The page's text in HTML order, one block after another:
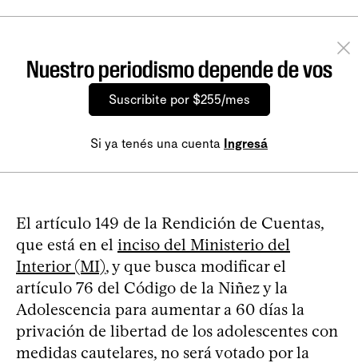
Nuestro periodismo depende de vos
Suscribite por $255/mes
Si ya tenés una cuenta Ingresá
El artículo 149 de la Rendición de Cuentas,
que está en el inciso del Ministerio del
Interior (MI), y que busca modificar el
artículo 76 del Código de la Niñez y la
Adolescencia para aumentar a 60 días la
privación de libertad de los adolescentes con
medidas cautelares, no será votado por la